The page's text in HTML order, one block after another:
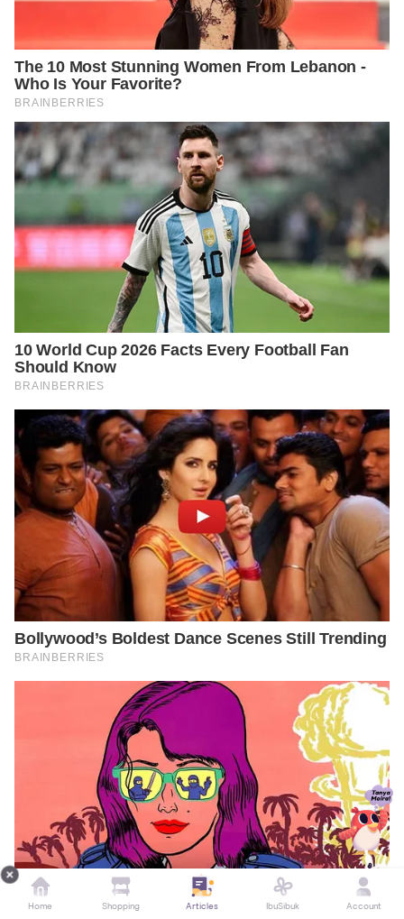
Home Shopping Articles IbuSibuk Account